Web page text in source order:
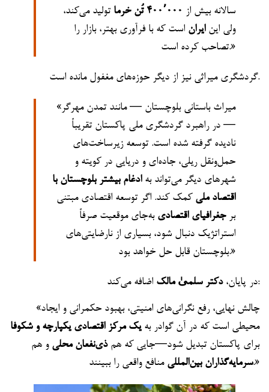
سالانه بیش از ۴۰۰٬۰۰۰ تُن خرما
تولید می‌کند،
ولی اینایران است که با فرآوری بهتر، بازار را
تصاحب کرده است.»
گردشگری میراثی نیز از دیگر حوزه‌های مغفول مانده است.
«میراث باستانی بلوچستان — مانند تمدن مهرگر
— در راهبرد گردشگری ملی پاکستان تقریباً
نادیده گرفته شده است. توسعه زیرساخت‌های
حمل‌ونقل ریلی، جاده‌ای و دریایی در کویته و
شهرهای دیگر می‌تواند بهادغام بیشتر بلوچستان با
اقتصاد ملی کمک کند. اگر توسعه اقتصادی مبتنی
برجغرافیای اقتصادی به‌جای موقعیت صرفاً
استراتژیک دنبال شود، بسیاری از نارضایتی‌های
بلوچستان قابل حل خواهد بود.»
در پایان،دکتر سلمیٰ مالک اضافه می‌کند:
«چالش نهایی، رفع نگرانی‌های امنیتی، بهبود حکمرانی و ایجاد
محیطی است که در آن گوادر بهیک مرکز اقتصادی یکپارچه و شکوفا
برای پاکستان تبدیل شود—جایی که همذی‌نفعان محلی و هم
سرمایه‌گذاران بین‌المللیمنافع واقعی را ببینند.»